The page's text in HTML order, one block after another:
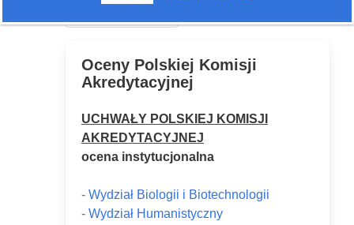
Oceny Polskiej Komisji
Akredytacyjnej
UCHWAŁY POLSKIEJ KOMISJI
AKREDYTACYJNEJ
ocena instytucjonalna
- Wydział Biologii i Biotechnologii
- Wydział Humanistyczny